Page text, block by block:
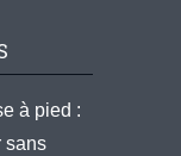
à pied :
sans